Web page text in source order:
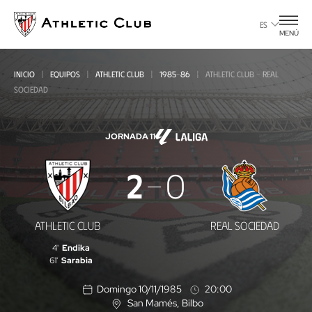
contenido
principal
ES
MENÚ
INICIO EQUIPOS ATHLETIC CLUB 1985-86
ATHLETIC CLUB - REAL
SOCIEDAD
JORNADA 11
Athletic
Club
-
Sociedad
ATHLETIC CLUB
2 0
REAL SOCIEDAD
4' Endika
61' Sarabia
Domingo 10/11/1985
20:00
U
San Mamés, Bilbo